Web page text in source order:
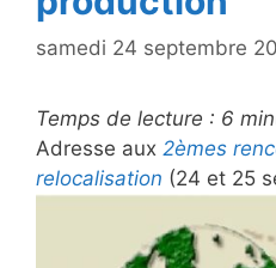
samedi 24 septembre
Temps de lecture : 6
Adresse aux 2èmes
relocalisation (24 et 25